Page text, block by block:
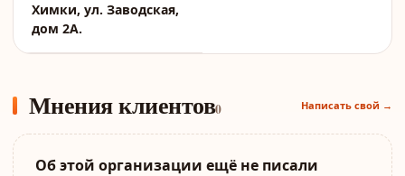
Химки, ул. Заводская,
дом 2А.
Мнения клиентов0 Написать свой →
Об этой организации ещё не писали